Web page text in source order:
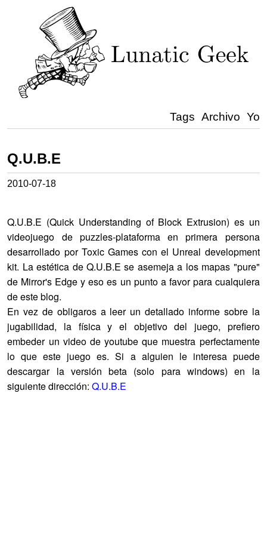
Tags Archivo Yo
Q.U.B.E
2010-07-18
Q.U.B.E (Quick Understanding of Block Extrusion) es un
videojuego de puzzles-plataforma en primera persona
desarrollado por Toxic Games con el Unreal development
kit. La estética de Q.U.B.E se asemeja a los mapas "pure"
de Mirror's Edge y eso es un punto a favor para cualquiera
de este blog.
En vez de obligaros a leer un detallado informe sobre la
jugabilidad, la física y el objetivo del juego, prefiero
embeder un video de youtube que muestra perfectamente
lo que este juego es. Si a alguien le interesa puede
descargar la versión beta (solo para windows) en la
siguiente dirección:Q.U.B.E